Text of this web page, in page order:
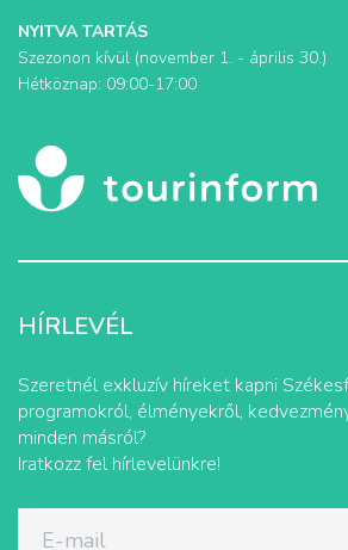
NYITVA TARTÁS
Szezonon kívül (november 1. - április 30.)
Hétköznap: 09:00-17:00
HÍRLEVÉL
Szeretnél exkluzív híreket kapni
programokról, élményekről,
minden másról?
Iratkozz fel hírlevelünkre!